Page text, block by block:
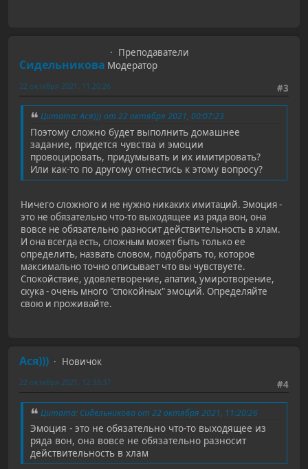
Сидельникова
Преподаватели
Модератор
#3
22 октября 2021, 11:20:26
Цитата: Ася))) от 22 октября 2021, 00:07:23
Поэтому сложно будет выполнить домашнее
задание, придется чувства и эмоции
провоцировать, придумывать и их имитировать?
Или как-то по другому отнестись к этому вопросу?
Ничего сложного и не нужно никаких имитаций. Эмоция -
это не обязательно что-то выходящее из ряда вон, она
вовсе не обязательно разносит действительность в хлам.
И она всегда есть, сложным может быть только ее
определить, назвать словом, подобрать то, которое
максимально точно описывает что вы чувствуете.
Спокойствие, удовлетворение, апатия, умиротворение,
скука - очень много "спокойных" эмоций. Определяйте
свою и проживайте.
Ася)))
Новичок
#4
22 октября 2021, 12:33:37
Цитата: Сидельникова от 22 октября 2021, 11:20:26
Эмоция - это не обязательно что-то выходящее из
ряда вон, она вовсе не обязательно разносит
действительность в хлам